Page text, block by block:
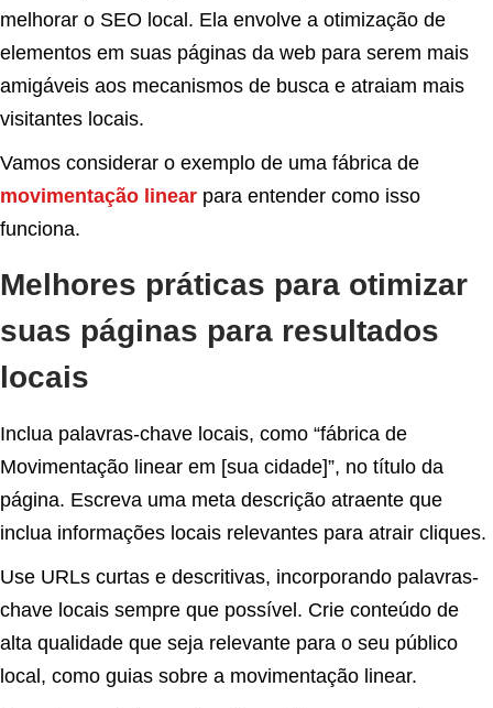
melhorar o SEO local. Ela envolve a otimização de
elementos em suas páginas da web para serem mais
amigáveis aos mecanismos de busca e atraiam mais
visitantes locais.
Vamos considerar o exemplo de uma fábrica de
movimentação linear para entender como isso
funciona.
Melhores práticas para otimizar
suas páginas para resultados
locais
Inclua palavras-chave locais, como “fábrica de
Movimentação linear em [sua cidade]”, no título da
página. Escreva uma meta descrição atraente que
inclua informações locais relevantes para atrair cliques.
Use URLs curtas e descritivas, incorporando palavras-
chave locais sempre que possível. Crie conteúdo de
alta qualidade que seja relevante para o seu público
local, como guias sobre a movimentação linear.